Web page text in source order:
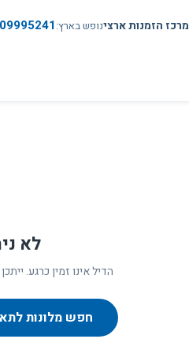
מרכז הזמנות ארצינופש בארץ
לא
הדיל אינו זמין כרגע.
חפש מלונות